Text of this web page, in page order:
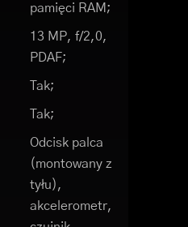
pamięci RAM;
13 MP, f/2,0,
PDAF;
Tak;
Tak;
Odcisk palca
(montowany z
tyłu),
akcelerometr,